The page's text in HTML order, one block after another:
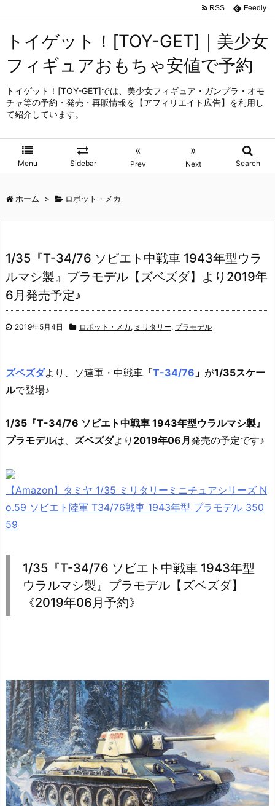
トイゲット！[TOY-GET]｜美少女
フィギュアおもちゃ安値で予約
トイゲット！[TOY-GET]では、美少女フィギュア・ガンプラ・オモ
チャ等の予約・発売・再販情報を【アフィリエイト広告】を利用し
て紹介しています。
Menu Sidebar
«
Prev
»
Next Search
RSS Feedly
ホーム > ロボット・メカ
1/35『T-34/76 ソビエト中戦車 1943年型ウラ
ルマシ製』プラモデル【ズベズダ】より2019年
6月発売予定♪
2019年5月4日 ロボット・メカ , ミリタリー, プラモデル
ズベズダより、ソ連軍・中戦車 「T-34/76 」 が1/35スケー
ルで登場♪
1/35『T-34/76 ソビエト中戦車 1943年型ウラルマシ製』
プラモデルは、 ズベズダより 2019年06月発売の予定です♪
【Amazon】タミヤ 1/35 ミリタリーミニチュアシリーズ N
o.59 ソビエト陸軍 T34/76戦車 1943年型 プラモデル 350
59
1/35『T-34/76 ソビエト中戦車 1943年型
ウラルマシ製』プラモデル【ズベズダ】
《2019年06月予約》